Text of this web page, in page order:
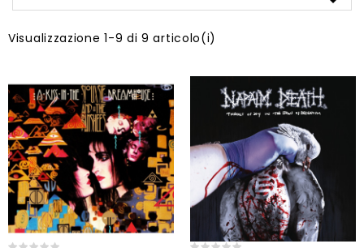
Visualizzazione 1-9 di 9 articolo(i)